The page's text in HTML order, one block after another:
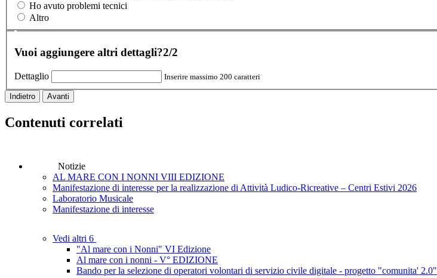
Ho avuto problemi tecnici
Altro
Vuoi aggiungere altri dettagli?2/2
Dettaglio Inserire massimo 200 caratteri
Indietro Avanti
Contenuti correlati
Notizie
AL MARE CON I NONNI VIII EDIZIONE
Manifestazione di interesse per la realizzazione di Attività Ludico-Ricreative – Centri Estivi 2026
Laboratorio Musicale
Manifestazione di interesse
Vedi altri 6
"Al mare con i Nonni" VI Edizione
Al mare con i nonni - V° EDIZIONE
Bando per la selezione di operatori volontari di servizio civile digitale - progetto "comunita' 2.0"